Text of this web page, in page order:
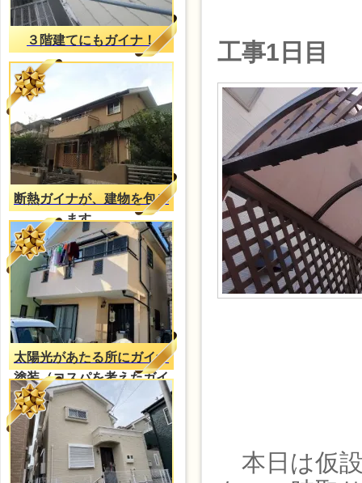
３階建てにもガイナ！
断熱ガイナが、建物を包み
ます。。
太陽光があたる所にガイナ
塗装（コスパを考えたガイ
ナ塗装）
工事1日目
本日は仮